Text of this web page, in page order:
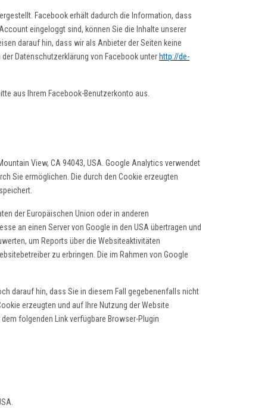
Facebook erhält dadurch die Information, dass
eingeloggt sind, können Sie die Inhalte unserer
darauf hin, dass wir als Anbieter der Seiten keine
Datenschutzerklärung von Facebook unter http://de-
aus Ihrem Facebook-Benutzerkonto aus.
View, CA 94043, USA. Google Analytics verwendet
Sie ermöglichen. Die durch den Cookie erzeugten
der Europäischen Union oder in anderen
an einen Server von Google in den USA übertragen und
um Reports über die Websiteaktivitäten
zu erbringen. Die im Rahmen von Google
darauf hin, dass Sie in diesem Fall gegebenenfalls nicht
erzeugten und auf Ihre Nutzung der Website
folgenden Link verfügbare Browser-Plugin